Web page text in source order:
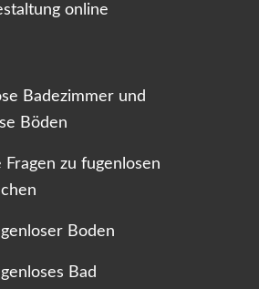
online
Badezimmer und
Böden
Fragen zu fugenlosen
Boden
Bad